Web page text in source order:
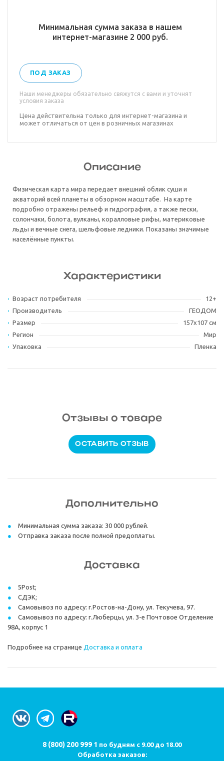
Минимальная сумма заказа в нашем
интернет-магазине 2 000 руб.
ПОД ЗАКАЗ
Наши менеджеры обязательно свяжутся с вами и уточнят
условия заказа
Цена действительна только для интернет-магазина и
может отличаться от цен в розничных магазинах
Описание
Физическая карта мира передает внешний облик суши и
акваторий всей планеты в обзорном масштабе. На карте
подробно отражены рельеф и гидрография, а также пески,
солончаки, болота, вулканы, коралловые рифы, материковые
льды и вечные снега, шельфовые ледники. Показаны значимые
населённые пункты.
Характеристики
Возраст потребителя
12+
Производитель
ГЕОДОМ
Размер
157х107 см
Регион
Мир
Упаковка
Пленка
Отзывы о товаре
ОСТАВИТЬ ОТЗЫВ
Дополнительно
Минимальная сумма заказа: 30 000 рублей.
Отправка заказа после полной предоплаты.
Доставка
5Post;
СДЭК;
Самовывоз по адресу: г.Ростов-на-Дону, ул. Текучева, 97.
Самовывоз по адресу: г.Люберцы, ул. 3-е Почтовое Отделение
98А, корпус 1
Подробнее на странице Доставка и оплата
8 (800) 200 999 1 по будням с 9.00 до 18.00
Обработка заказов: